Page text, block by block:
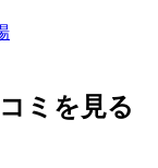
ミを見る